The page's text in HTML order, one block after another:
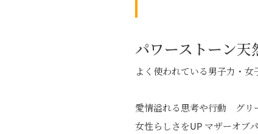
パワーストーン
よく使われている男子力・
愛情溢れる思考や行動 グリ
女性らしさをUP マザーオブ